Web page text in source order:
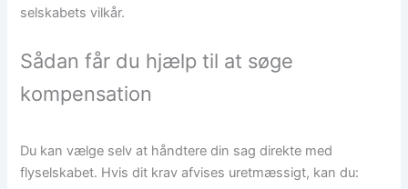
selskabets vilkår.
Sådan får du hjælp til at søge
kompensation
Du kan vælge selv at håndtere din sag direkte med
flyselskabet. Hvis dit krav afvises uretmæssigt, kan du: